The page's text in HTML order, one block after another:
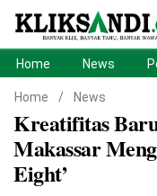
Politik Sport
Ekonomi
Home News
Home / News
Kreatifitas
Makassar
Eight’